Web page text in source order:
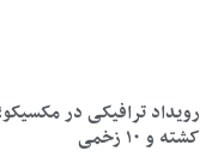
کشته و ۱۰ زخمی